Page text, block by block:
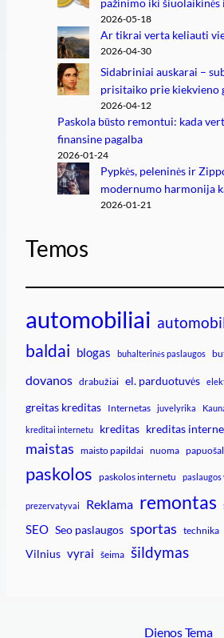
2026-05-18
Ar tikrai verta keliauti
2026-04-30
Sidabriniai auskarai –
prisitaiko prie kiekvieno
2026-04-12
Paskola būsto remontui: kada
finansine pagalba
2026-01-24
Pypkės, peleninės ir
modernumo harmonija
2026-01-21
Temos
automobiliai
baldai blogas buhalterinės paslaugos
dovanos drabužiai el. parduotuvės
greitas kreditas Internetas juvelyrika
kreditai internetu kreditas kreditas
maistas maisto papildai nuoma
paskolos paskolos internetu paslaugos
prezervatyvai Reklama remontas
SEO Seo paslaugos sportas technika
Vilnius vyrai šeima šildymas
Dienos Tema